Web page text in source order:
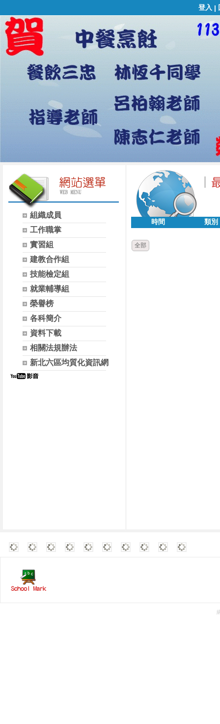
登入 |
組織成員
工作職掌
實習組
建教合作組
技能檢定組
就業輔導組
榮譽榜
各科簡介
資料下載
相關法規辦法
新北六區均質化資訊網
時間 類別
全部